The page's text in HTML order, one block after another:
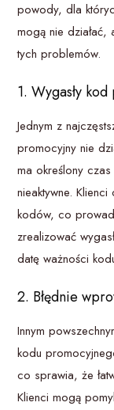
powody, dla
mogą nie działać,
tych problemów.
1. Wygasły
Jednym z
promocyjny nie
ma określony
nieaktywne.
kodów, co
zrealizować
datę ważności
2. Błędnie
Innym
kodu
co sprawia, że
Klienci mogą